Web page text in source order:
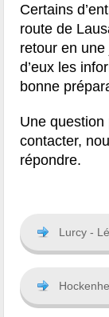
Certains
route de
retour en
d’eux les
bonne
Une question
contacter,
répondre.
Lurcy -